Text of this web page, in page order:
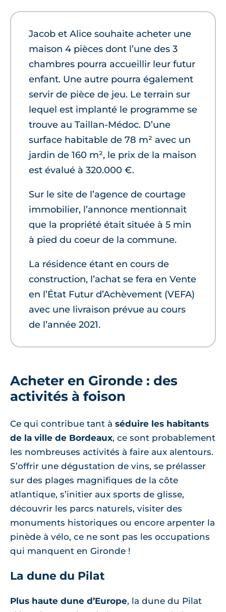
Jacob et Alice souhaite acheter une
maison 4 pièces dont l’une des 3
chambres pourra accueillir leur futur
enfant. Une autre pourra également
servir de pièce de jeu. Le terrain sur
lequel est implanté le programme se
trouve au Taillan-Médoc. D’une
surface habitable de 78 m² avec un
jardin de 160 m², le prix de la maison
est évalué à 320.000 €.
Sur le site de l’agence de courtage
immobilier, l’annonce mentionnait
que la propriété était située à 5 min
à pied du coeur de la commune.
La résidence étant en cours de
construction, l’achat se fera en Vente
en l’État Futur d’Achèvement (VEFA)
avec une livraison prévue au cours
de l’année 2021.
Acheter en Gironde : des
activités à foison
Ce qui contribue tant à séduire les habitants
de la ville de Bordeaux, ce sont probablement
les nombreuses activités à faire aux alentours.
S’offrir une dégustation de vins, se prélasser
sur des plages magnifiques de la côte
atlantique, s’initier aux sports de glisse,
découvrir les parcs naturels, visiter des
monuments historiques ou encore arpenter la
pinède à vélo, ce ne sont pas les occupations
qui manquent en Gironde !
La dune du Pilat
Plus haute dune d’Europe, la dune du Pilat